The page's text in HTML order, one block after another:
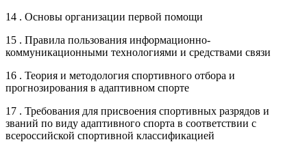
14 . Основы организации первой помощи
15 . Правила пользования информационно-
коммуникационными технологиями и средствами связи
16 . Теория и методология спортивного отбора и
прогнозирования в адаптивном спорте
17 . Требования для присвоения спортивных разрядов и
званий по виду адаптивного спорта в соответствии с
всероссийской спортивной классификацией